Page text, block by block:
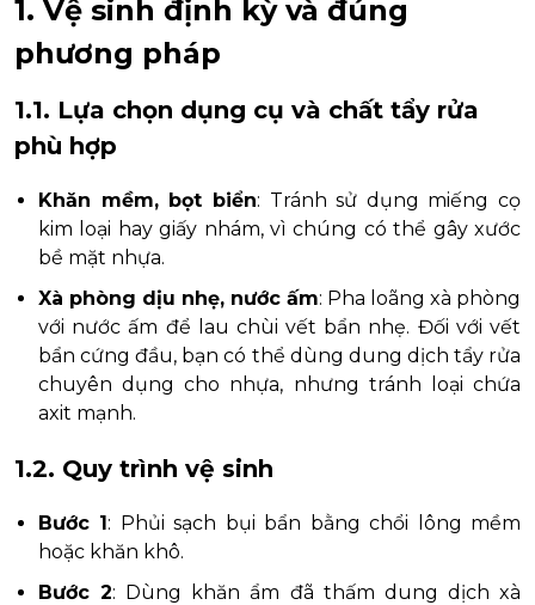
1. Vệ sinh định kỳ và đúng
phương pháp
1.1. Lựa chọn dụng cụ và chất tẩy rửa
phù hợp
Khăn mềm, bọt biển: Tránh sử dụng miếng cọ
kim loại hay giấy nhám, vì chúng có thể gây xước
bề mặt nhựa.
Xà phòng dịu nhẹ, nước ấm: Pha loãng xà phòng
với nước ấm để lau chùi vết bẩn nhẹ. Đối với vết
bẩn cứng đầu, bạn có thể dùng dung dịch tẩy rửa
chuyên dụng cho nhựa, nhưng tránh loại chứa
axit mạnh.
1.2. Quy trình vệ sinh
Bước 1: Phủi sạch bụi bẩn bằng chổi lông mềm
hoặc khăn khô.
Bước 2: Dùng khăn ẩm đã thấm dung dịch xà